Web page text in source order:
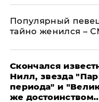
Популярный
тайно женился –
Скончался
Нилл, звезда
периода" и
же